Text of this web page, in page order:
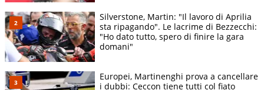
Silverstone, Martin: "Il lavoro di Aprilia
sta ripagando". Le lacrime di Bezzecchi:
"Ho dato tutto, spero di finire la gara
domani"
Europei, Martinenghi prova a cancellare
i dubbi: Ceccon tiene tutti col fiato